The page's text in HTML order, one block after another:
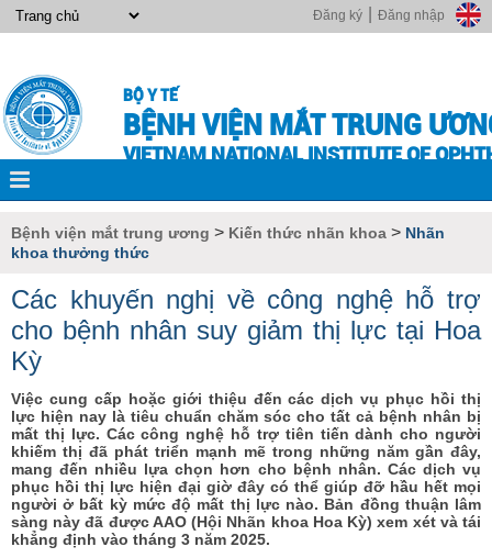
Đăng nhập
Đăng ký
BỘ Y TẾ
BỆNH VIỆN MẮT TRUNG
VIETNAM NATIONAL INSTITUTE OF
Bệnh viện mắt trung ương > Kiến thức nhãn khoa > Nhãn
khoa thưởng thức
Các khuyến nghị về công nghệ hỗ trợ
cho bệnh nhân suy giảm thị lực tại Hoa
Kỳ
Việc cung cấp hoặc giới thiệu đến các dịch vụ phục hồi thị
lực hiện nay là tiêu chuẩn chăm sóc cho tất cả bệnh nhân bị
mất thị lực. Các công nghệ hỗ trợ tiên tiến dành cho người
khiếm thị đã phát triển mạnh mẽ trong những năm gần đây,
mang đến nhiều lựa chọn hơn cho bệnh nhân. Các dịch vụ
phục hồi thị lực hiện đại giờ đây có thể giúp đỡ hầu hết mọi
người ở bất kỳ mức độ mất thị lực nào. Bản đồng thuận lâm
sàng này đã được AAO (Hội Nhãn khoa Hoa Kỳ) xem xét và tái
khẳng định vào tháng 3 năm 2025.